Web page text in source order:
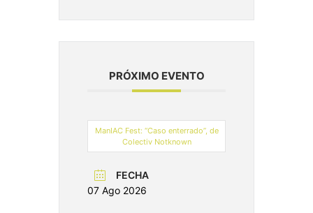
PRÓXIMO EVENTO
ManIAC Fest: “Caso enterrado”, de
Colectiv Notknown
FECHA
07 Ago 2026